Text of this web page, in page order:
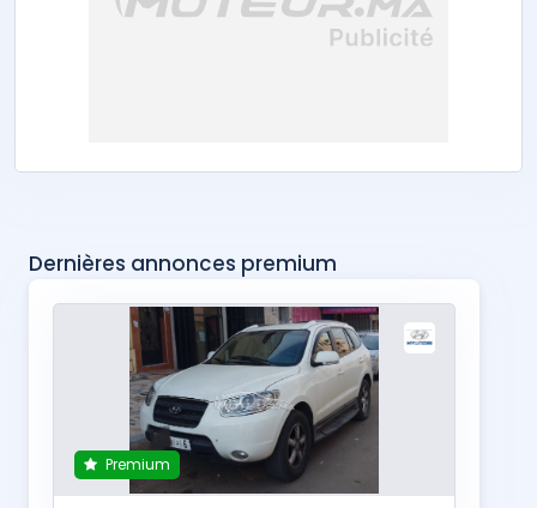
Dernières annonces premium
Premium